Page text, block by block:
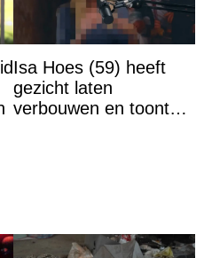
Isa Hoes (59) heeft
gezicht laten
verbouwen en toont